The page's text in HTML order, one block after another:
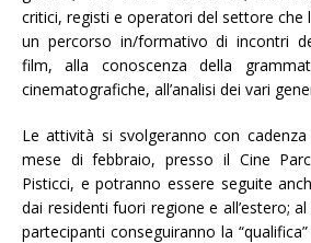
critici, registi e operatori del settore che
un percorso in/formativo di incontri
film, alla conoscenza della
cinematografiche, all’analisi dei vari
Le attività si svolgeranno con
mese di febbraio, presso il Cine
Pisticci, e potranno essere seguite
dai residenti fuori regione e all’estero;
partecipanti conseguiranno la